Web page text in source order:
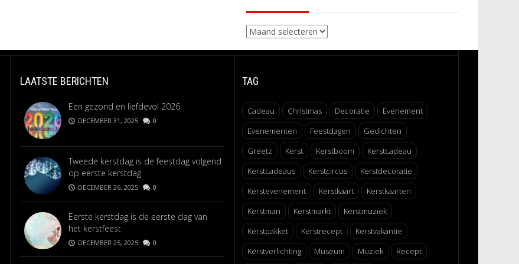
Archieven
LAATSTE BERICHTEN
Een gezond en liefdevol 2026
DECEMBER 31, 2025 0
Tweede kerstdag is de feestdag volgend
op eerste kerstdag
DECEMBER 26, 2025 0
Eerste kerstdag is de eerste dag van
het kerstfeest
DECEMBER 25, 2025 0
TAG
Cadeau Christmas Decoratie
Evenement
Evenementen
Feestdagen
Gedichten
Greetz
Kerst Kerstboom
Kerstcadeau
Kerstcadeaus
Kerstcircus
Kerstdecoratie
Kerstevenement
Kerstkaart
Kerstkaarten
Kerstman
Kerstmarkt
Kerstmuziek
Kerstpakket
Kerstrecept
Kerstvakantie
Kerstverlichting
Museum Muziek Recept